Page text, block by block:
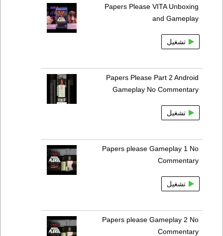
Papers Please VITA Unboxing
and Gameplay
تشغيل
Papers Please Part 2 Android
Gameplay No Commentary
تشغيل
Papers please Gameplay 1 No
Commentary
تشغيل
Papers please Gameplay 2 No
Commentary